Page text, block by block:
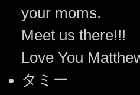
your moms.
Meet us there!!!
Love You
タミー